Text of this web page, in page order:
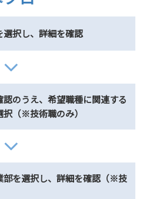
選択し、詳細を確認
認のうえ、希望職種に関連する
択（※技術職のみ）
部を選択し、詳細を確認（※技